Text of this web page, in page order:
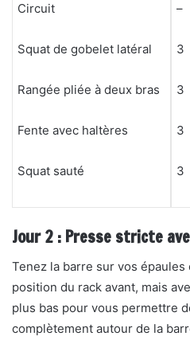
Circuit
Squat de gobelet latéral
Rangée pliée à deux bras
Fente avec haltères
Squat sauté
–
3
3
3
3
Jour 2 : Presse stricte
Tenez la barre sur vos épaules
position du rack avant, mais
plus bas pour vous permettre
complètement autour de la